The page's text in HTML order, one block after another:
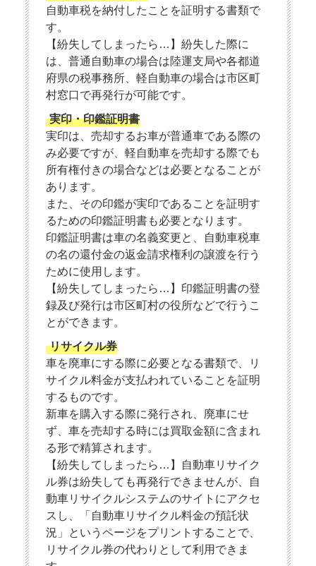
自動車税を納付したことを証明する書類で
す。
【紛失してしまったら…】紛失した際に
は、普通自動車の場合は陸運支局や各都道
府県の税事務所、軽自動車の場合は市区町
村窓口で再発行が可能です。
実印・印鑑証明書
実印は、売却するお車が普通車である際の
み必要ですが、軽自動車を売却する際でも
所有権付きの場合などは必要となることが
あります。
また、その印鑑が実印であることを証明す
るための印鑑証明書も必要となります。
印鑑証明書は車の名義変更と、自動車税車
の名の還付金の返金請求権利の譲渡を行う
ために使用します。
【紛失してしまったら…】印鑑証明書の登
録及び発行は市区町村の役所などで行うこ
とができます。
リサイクル券
車を廃車にする際に必要となる書類で、リ
サイクル料金が支払われていることを証明
するものです。
新車を購入する際に発行され、廃車にせ
ず、車を売却する時には買取金額に含まれ
る形で精算されます。
【紛失してしまったら…】自動車リサイク
ル券は紛失しても再発行できませんが、自
動車リサイクルシステムのサイトにアクセ
スし、「自動車リサイクル料金の預託状
況」というページをプリントすることで、
リサイクル券の代わりとして利用できま